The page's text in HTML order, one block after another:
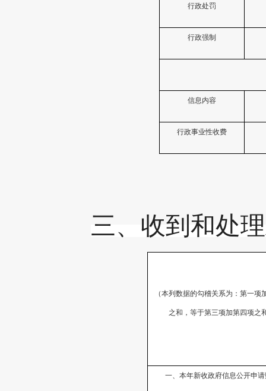
行政处罚
行政强制
信息内容
行政事业性收费
三、收到和处
（本列数据的勾稽关系为：第一项
之和，等于第三项加第四项之
一、本年新收政府信息公开申